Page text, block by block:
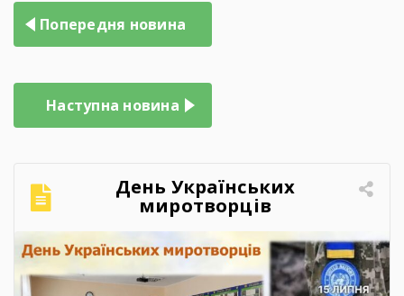
Навігація
записів
Попередня новина
Наступна новина
День Українських
миротворців